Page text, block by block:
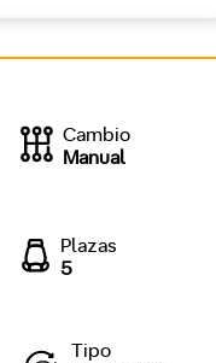
Cambio
Manual
Plazas
5
Tipo